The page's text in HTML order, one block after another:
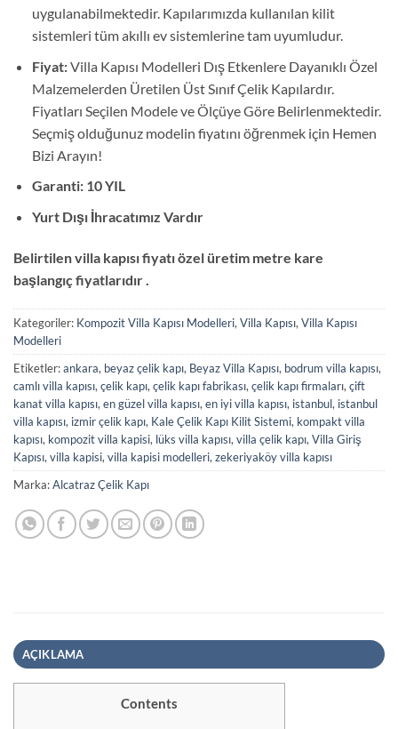
uygulanabilmektedir. Kapılarımızda kullanılan kilit
sistemleri tüm akıllı ev sistemlerine tam uyumludur.
Fiyat:Villa Kapısı Modelleri Dış Etkenlere Dayanıklı Özel
Malzemelerden Üretilen Üst Sınıf Çelik Kapılardır.
Fiyatları Seçilen Modele ve Ölçüye Göre Belirlenmektedir.
Seçmiş olduğunuz modelin fiyatını öğrenmek için Hemen
Bizi Arayın!
Garanti: 10 YIL
Yurt Dışı İhracatımız Vardır
Belirtilen villa kapısı fiyatı özel üretim metre kare
başlangıç fiyatlarıdır .
Kategoriler: Kompozit Villa Kapısı Modelleri,Villa Kapısı,Villa Kapısı
Modelleri
Etiketler:ankara, beyaz çelik kapı, Beyaz Villa Kapısı, bodrum villa kapısı,
camlı villa kapısı,çelik kapı,çelik kapı fabrikası,çelik kapı firmaları,çift
kanat villa kapısı,en güzel villa kapısı,en iyi villa kapısı, istanbul, istanbul
villa kapısı, izmir çelik kapı, Kale Çelik Kapı Kilit Sistemi, kompakt villa
kapısı, kompozit villa kapisi, lüks villa kapısı,villa çelik kapı,Villa Giriş
Kapısı,villa kapisi,villa kapisi modelleri,zekeriyaköy villa kapısı
Marka:Alcatraz Çelik Kapı
AÇIKLAMA
Contents